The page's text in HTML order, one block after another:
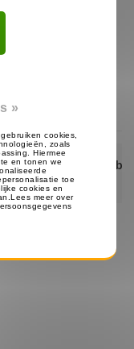
achteraf betalen
»